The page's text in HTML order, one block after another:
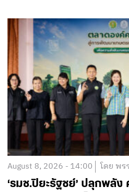
August 8, 2026 - 14:00 โดย พร
‘รมช.ปิยะรัฐชย์’ ปลุกพลัง